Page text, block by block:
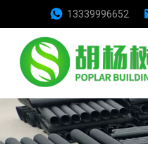
13339996652